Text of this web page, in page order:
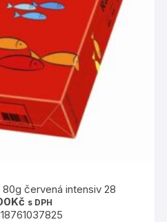
červená intensiv 28
Kč s DPH